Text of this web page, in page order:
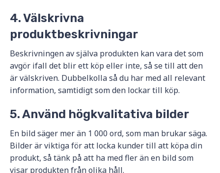
4. Välskrivna
produktbeskrivningar
Beskrivningen av själva produkten kan vara det som
avgör ifall det blir ett köp eller inte, så se till att den
är välskriven. Dubbelkolla så du har med all relevant
information, samtidigt som den lockar till köp.
5. Använd högkvalitativa bilder
En bild säger mer än 1 000 ord, som man brukar säga.
Bilder är viktiga för att locka kunder till att köpa din
produkt, så tänk på att ha med fler än en bild som
visar produkten från olika håll.